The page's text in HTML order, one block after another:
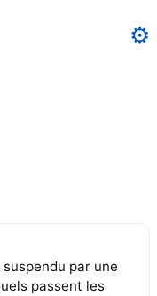
⚙️
par une
passent les